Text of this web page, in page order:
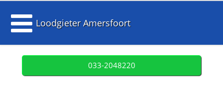
Loodgieter Amersfoort
033-2048220